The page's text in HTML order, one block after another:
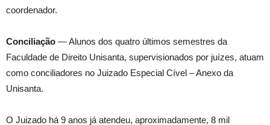
coordenador.
Conciliação — Alunos dos quatro últimos semestres da
Faculdade de Direito Unisanta, supervisionados por juízes, atuam
como conciliadores no Juizado Especial Cível – Anexo da
Unisanta.
O Juizado há 9 anos já atendeu, aproximadamente, 8 mil